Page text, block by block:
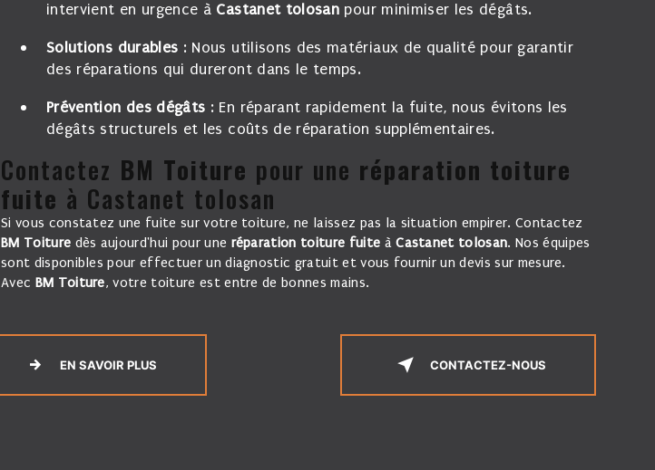
intervient en urgence à Castanet tolosan pour minimiser les dégâts.
Solutions durables : Nous utilisons des matériaux de qualité pour garantir
des réparations qui dureront dans le temps.
Prévention des dégâts : En réparant rapidement la fuite, nous évitons les
dégâts structurels et les coûts de réparation supplémentaires.
Contactez BM Toiture pour une réparation toiture
fuite à Castanet tolosan
Si vous constatez une fuite sur votre toiture, ne laissez pas la situation empirer. Contactez
BM Toiture dès aujourd'hui pour une réparation toiture fuite àCastanet tolosan. Nos équipes
sont disponibles pour effectuer un diagnostic gratuit et vous fournir un devis sur mesure.
Avec BM Toiture, votre toiture est entre de bonnes mains.
EN SAVOIR PLUS CONTACTEZ-NOUS